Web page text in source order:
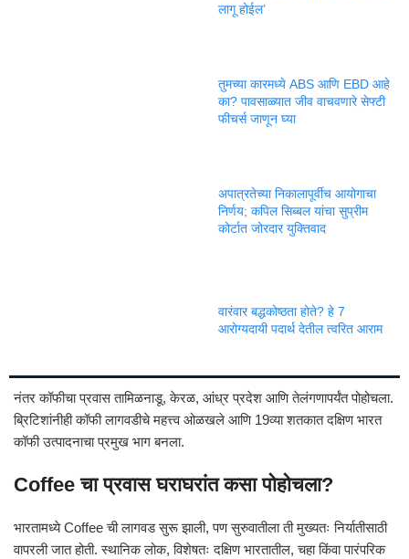
लागू होईल’
तुमच्या कारमध्ये ABS आणि EBD आहे
का? पावसाळ्यात जीव वाचवणारे सेफ्टी
फीचर्स जाणून घ्या
अपात्रतेच्या निकालापूर्वीच आयोगाचा
निर्णय; कपिल सिब्बल यांचा सुप्रीम
कोर्टात जोरदार युक्तिवाद
वारंवार बद्धकोष्ठता होते? हे 7
आरोग्यदायी पदार्थ देतील त्वरित आराम
नंतर कॉफीचा प्रवास तामिळनाडू, केरळ, आंध्र प्रदेश आणि तेलंगणापर्यंत पोहोचला.
ब्रिटिशांनीही कॉफी लागवडीचे महत्त्व ओळखले आणि 19व्या शतकात दक्षिण भारत
कॉफी उत्पादनाचा प्रमुख भाग बनला.
Coffee चा प्रवास घराघरांत कसा पोहोचला?
भारतामध्ये Coffee ची लागवड सुरू झाली, पण सुरुवातीला ती मुख्यतः निर्यातीसाठी
वापरली जात होती. स्थानिक लोक, विशेषतः दक्षिण भारतातील, चहा किंवा पारंपरिक